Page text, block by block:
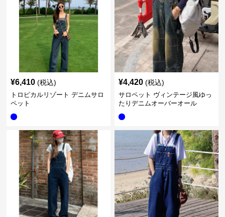
¥6,410 (税込)
トロピカルリゾート デニムサロ
ペット
¥4,420 (税込)
サロペット ヴィンテージ風ゆっ
たりデニムオーバーオール